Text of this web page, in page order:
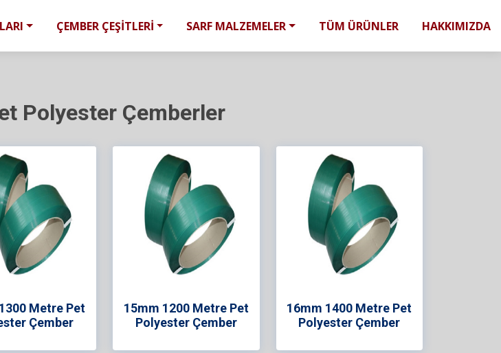
ÇEMBER ÇEŞİTLERİ SARF MALZEMELER TÜM ÜRÜNLER HAKKIMIZDA
Polyester Çemberler
Metre Pet
Çember
15mm 1200 Metre Pet
Polyester Çember
16mm 1400 Metre Pet
Polyester Çember